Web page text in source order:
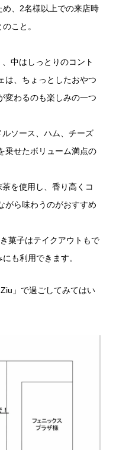
、2名様以上での来店時
こと。
中はしっとりのコント
は、ちょっとしたおやつ
変わるのも楽しみの一つ
ルソース、ハム、チーズ
乗せたボリューム満点の
を使用し、香り高くコ
がら味わうのがおすすめ
菓子はテイクアウトもで
も利用できます。
」で過ごしてみてはい